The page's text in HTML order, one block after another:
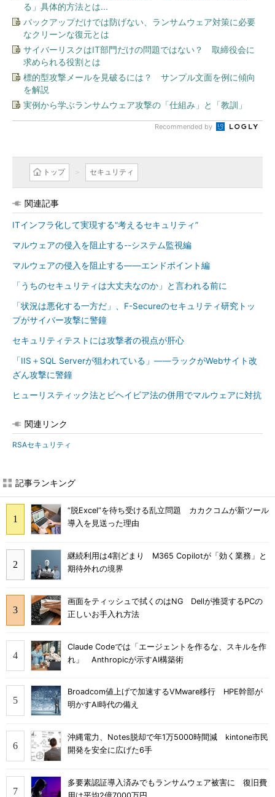
る」具体的方法とは...
バックアップだけでは防げない、ランサムウェア対策に必要
なクリーンな復元とは
サイバーリスクはIT部門だけの問題ではない？ 取締役会に
求められる役割とは
標的型攻撃メールを見破るには？ サンプル文面を例に傾向
を解説
実例から学ぶランサムウェア攻撃の「仕組み」と「教訓」
Recommended by
トップ セキュリティ
関連記事
ITインフラ化して実現する“考えるセキュリティ”
マルウェアの侵入を阻止する--システム監視編
マルウェアの侵入を阻止する――エンドポイント編
「うちのセキュリティは大丈夫なのか」と言われる前に
「状況は悪化する一方だ」、F-Secureのセキュリティ研究トッ
プがサイバー攻撃に警鐘
セキュリティテストには攻撃者の視点が肝心
「IIS＋SQL Serverが狙われている」――ラックがWebサイト改
ざん攻撃に警鐘
ヒューリスティック法とビヘイビア法の併用でマルウェアに対抗
関連リンク
RSAセキュリティ
記事ランキング
“脱Excel”を待ち受ける乱立問題 カカクコムが新ツール
導入を見送った理由
継続利用は4割どまり M365 Copilotが「効く業務」と
期待外れの境界
画面をティッシュで拭くのはNG Dellが推奨するPCの
正しいお手入れ方法
Claude Codeでは「エージェントを作るな、スキルを作
れ」 Anthropicが示すAI構築術
Broadcom値上げで加速するVMware移行 HPE幹部が
明かすAI時代の備え
沖縄電力、Notes脱却で年1万5000時間減 kintone市民
開発を安全に広げた6手
多要素認証導入済みでもランサムウェア被害に 復旧費